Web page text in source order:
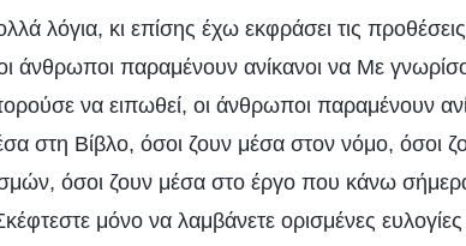
λόγια, κι επίσης έχω εκφράσει τις
άνθρωποι παραμένουν ανίκανοι να Με
να ειπωθεί, οι άνθρωποι παραμένουν
στη Βίβλο, όσοι ζουν μέσα στον νόμο, όσοι
όσοι ζουν μέσα στο έργο που κάνω
μόνο να λαμβάνετε ορισμένες